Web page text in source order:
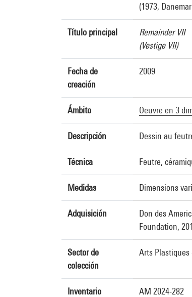
(1973,
Título principal
Remainder VII
(Vestige VII)
Fecha de
creación
2009
Ámbito Oeuvre en 3
Descripción Dessin au
Técnica Feutre,
Medidas Dimensions
Adquisición
Don des
Foundation,
Sector de
colección
Arts Plastiques
Inventario AM 2024-282